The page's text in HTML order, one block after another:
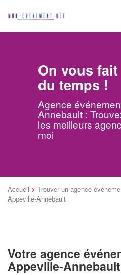
On vous
du temps !
Agence
Annebault :
les meilleurs
moi
Accueil > Trouver un agence
Appeville-Annebault
Votre agence
Appeville-Annebault